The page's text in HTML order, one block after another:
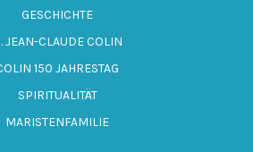
GESCHICHTE
JEAN-CLAUDE COLIN
150 JAHRESTAG
SPIRITUALITÄT
MARISTENFAMILIE